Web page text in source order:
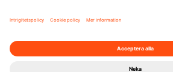
120 31 Stockholm
+46 8 600 37 21